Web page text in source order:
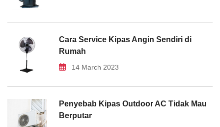
Cara Service Kipas Angin Sendiri di
Rumah
14 March 2023
Penyebab Kipas Outdoor AC Tidak Mau
Berputar